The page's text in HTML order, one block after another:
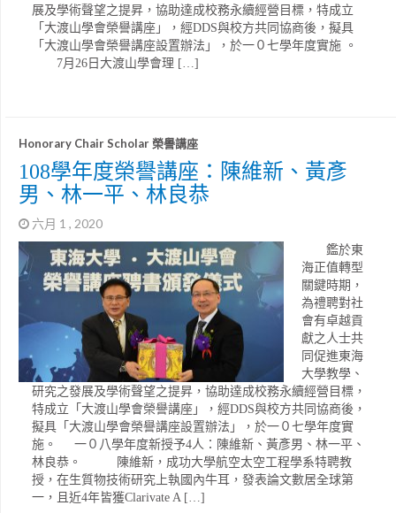
展及學術聲望之提昇，協助達成校務永續經營目標，特成立
「大渡山學會榮譽講座」，經DDS與校方共同協商後，擬具
「大渡山學會榮譽講座設置辦法」，於一０七學年度實施 。
7月26日大渡山學會理 […]
Honorary Chair Scholar 榮譽講座
108學年度榮譽講座：陳維新、黃彥
男、林一平、林良恭
六月 1 , 2020
鑑於東
海正值轉型
關鍵時期，
為禮聘對社
會有卓越貢
獻之人士共
同促進東海
大學教學、
研究之發展及學術聲望之提昇，協助達成校務永續經營目標，
特成立「大渡山學會榮譽講座」，經DDS與校方共同協商後，
擬具「大渡山學會榮譽講座設置辦法」，於一０七學年度實
施。 一０八學年度新授予4人：陳維新、黃彥男、林一平、
林良恭。 陳維新，成功大學航空太空工程學系特聘教
授，在生質物技術研究上執國內牛耳，發表論文數居全球第
一，且近4年皆獲Clarivate A […]